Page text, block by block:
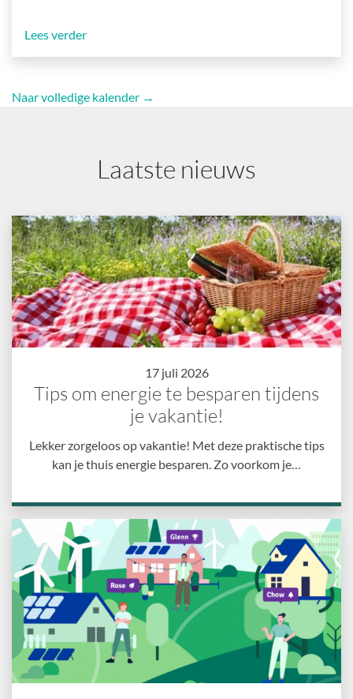
Lees verder
Naar volledige kalender →
Laatste nieuws
17 juli 2026
Tips om energie te besparen tijdens
je vakantie!
Lekker zorgeloos op vakantie! Met deze praktische tips
kan je thuis energie besparen. Zo voorkom je…